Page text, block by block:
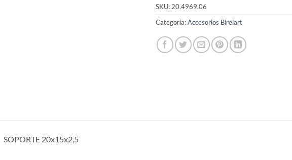
SKU:20.4969.06
Categoría:Accesorios Birelart
SOPORTE 20x15x2,5